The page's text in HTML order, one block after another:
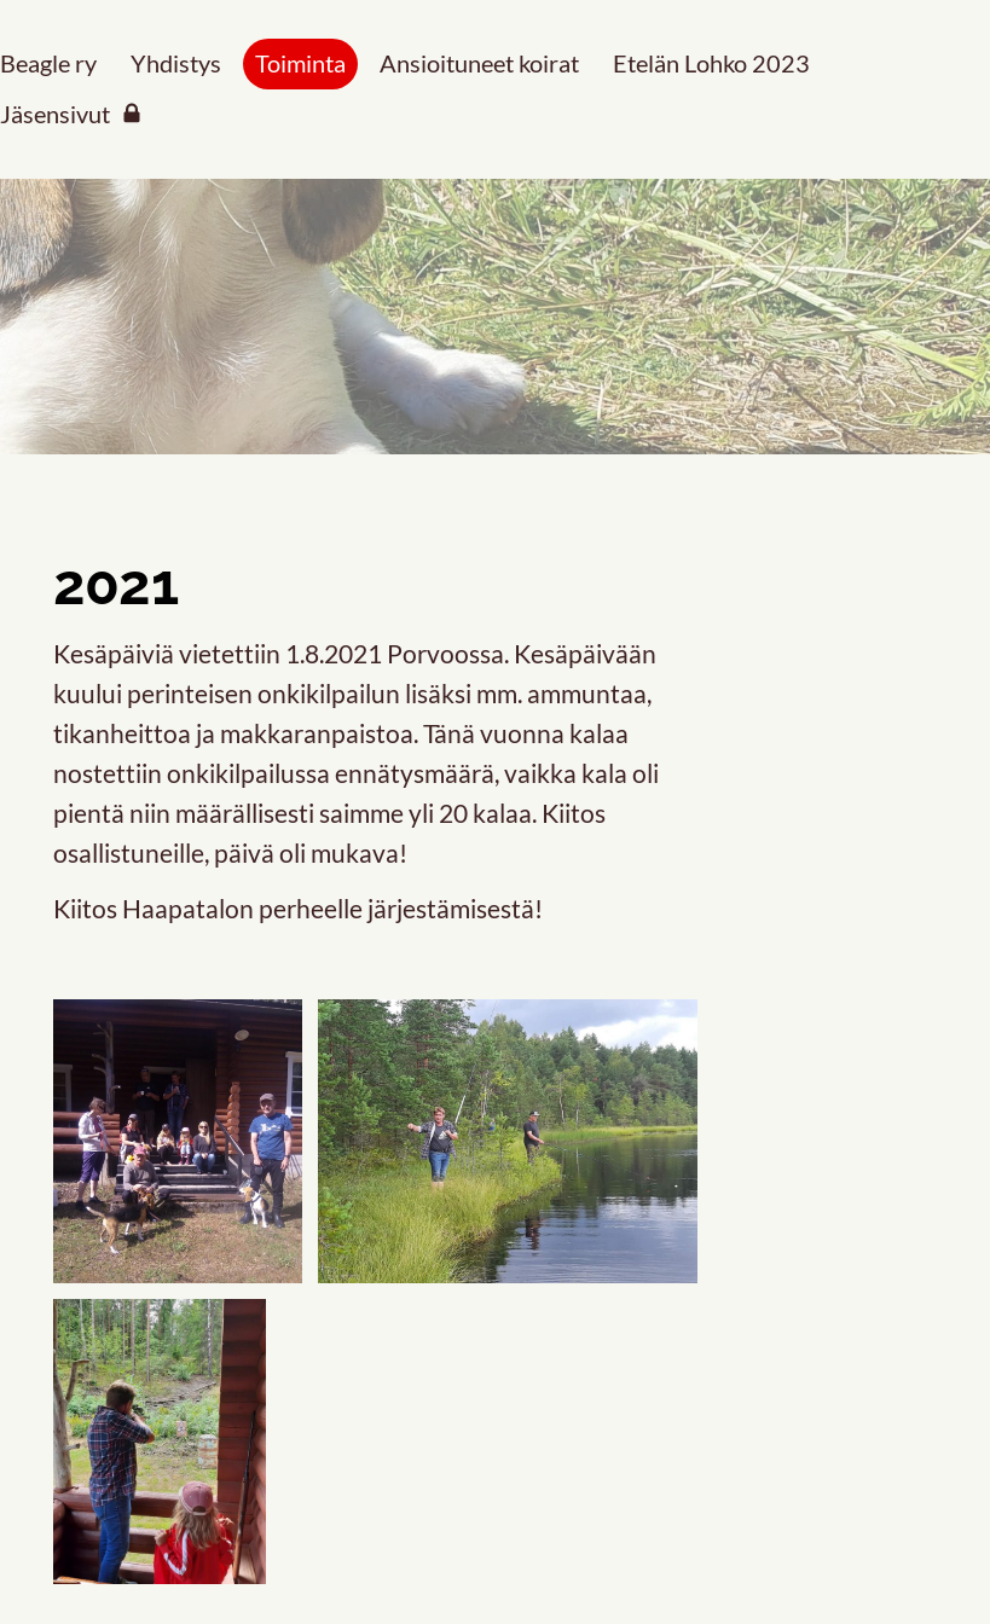
Beagle ry Yhdistys Toiminta Ansioituneet koirat
Etelän Lohko 2023
Jäsensivut
2021
Kesäpäiviä vietettiin 1.8.2021 Porvoossa. Kesäpäivään
kuului perinteisen onkikilpailun lisäksi mm. ammuntaa,
tikanheittoa ja makkaranpaistoa. Tänä vuonna kalaa
nostettiin onkikilpailussa ennätysmäärä, vaikka kala oli
pientä niin määrällisesti saimme yli 20 kalaa. Kiitos
osallistuneille, päivä oli mukava!
Kiitos Haapatalon perheelle järjestämisestä!